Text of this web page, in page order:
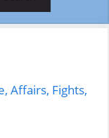
Affairs, Fights,